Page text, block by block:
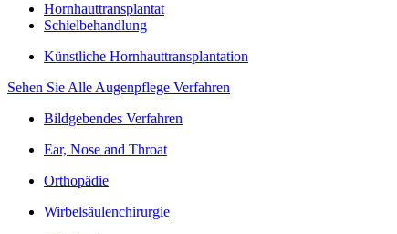
Hornhauttransplantat
Schielbehandlung
Künstliche Hornhauttransplantation
Sehen Sie Alle Augenpflege Verfahren
Bildgebendes Verfahren
Ear, Nose and Throat
Orthopädie
Wirbelsäulenchirurgie